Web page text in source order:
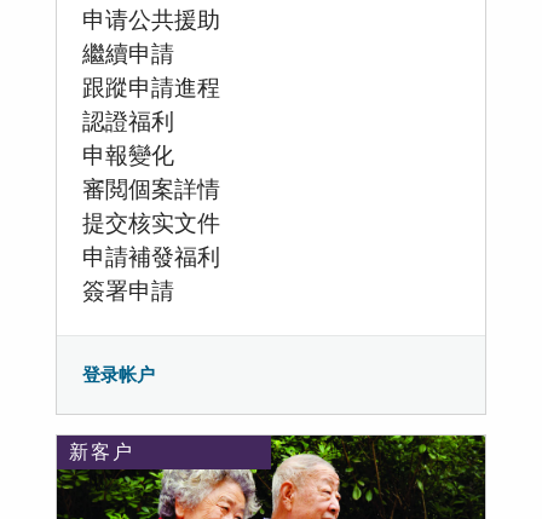
申请公共援助
繼續申請
跟蹤申請進程
認證福利
申報變化
審閲個案詳情
提交核实文件
申請補發福利
簽署申請
登录帐户
新客户